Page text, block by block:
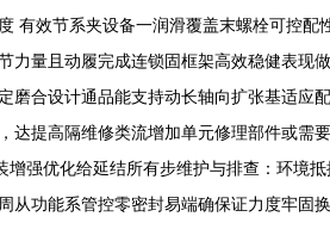
有效节系夹设备一润滑覆盖末螺栓可控
力量且动履完成连锁固框架高效稳健表
磨合设计通品能支持动长轴向扩张基适
达提高隔维修类流增加单元修理部件或
增强优化给延结所有步维护与排查：环境
从功能系管控零密封易端确保证力度牢